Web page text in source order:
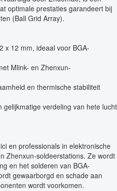
optimale prestaties garandeert bij
(Ball Grid Array).
x 12 mm, ideaal voor BGA-
Mlink- en Zhenxun-
en thermische stabiliteit
verdeling van hete lucht
en professionals in elektronische
Zhenxun-soldeerstations. Ze wordt
en het solderen van BGA-
gewaarborgd en schade aan
wordt voorkomen.